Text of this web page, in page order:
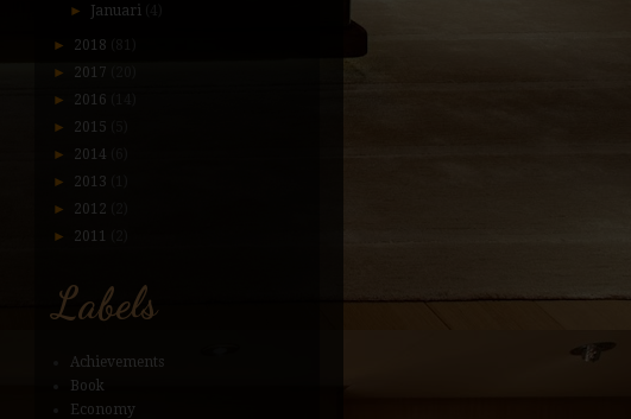
► Januari
► 2018
► 2017
► 2016
► 2015
► 2014
► 2013
► 2012
► 2011
Labels
Achievements
Book
Economy